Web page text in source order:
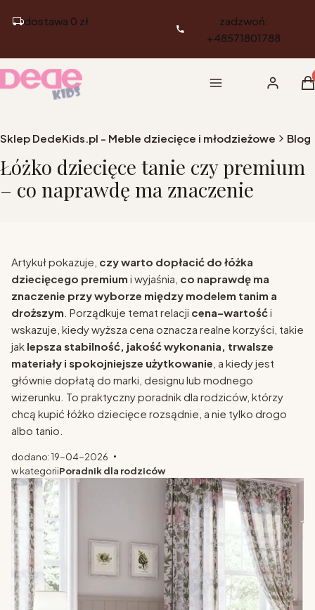
dostawa 0 zł
zadzwoń:
+48571801788
Menu Zaloguj się
Sklep DedeKids.pl - Meble dziecięce i młodzieżowe Blog
Łóżko dziecięce tanie czy premium
– co naprawdę ma znaczenie
Artykuł pokazuje, czy warto dopłacić do łóżka
dziecięcego premium i wyjaśnia, co naprawdę ma
znaczenie przy wyborze między modelem tanim a
droższym . Porządkuje temat relacji cena–wartośći
wskazuje, kiedy wyższa cena oznacza realne korzyści, takie
jak lepsza stabilność, jakość wykonania, trwalsze
materiały i spokojniejsze użytkowanie , a kiedy jest
głównie dopłatą do marki, designu lub modnego
wizerunku. To praktyczny poradnik dla rodziców, którzy
chcą kupić łóżko dziecięce rozsądnie, a nie tylko drogo
albo tanio.
dodano: 19-04-2026
w kategoriiPoradnik dla rodziców